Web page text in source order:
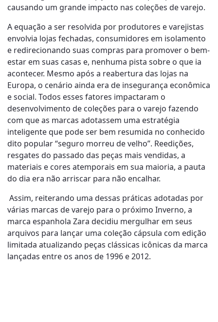
causando um grande impacto nas coleções de varejo.
A equação a ser resolvida por produtores e varejistas
envolvia lojas fechadas, consumidores em isolamento
e redirecionando suas compras para promover o bem-
estar em suas casas e, nenhuma pista sobre o que ia
acontecer. Mesmo após a reabertura das lojas na
Europa, o cenário ainda era de insegurança econômica
e social. Todos esses fatores impactaram o
desenvolvimento de coleções para o varejo fazendo
com que as marcas adotassem uma estratégia
inteligente que pode ser bem resumida no conhecido
dito popular “seguro morreu de velho”. Reedições,
resgates do passado das peças mais vendidas, a
materiais e cores atemporais em sua maioria, a pauta
do dia era não arriscar para não encalhar.
Assim, reiterando uma dessas práticas adotadas por
várias marcas de varejo para o próximo Inverno, a
marca espanhola Zara decidiu mergulhar em seus
arquivos para lançar uma coleção cápsula com edição
limitada atualizando peças clássicas icônicas da marca
lançadas entre os anos de 1996 e 2012.